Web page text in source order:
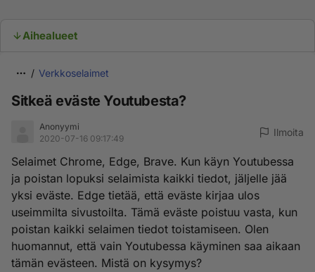
Aihealueet
Verkkoselaimet
Sitkeä eväste Youtubesta?
Anonyymi
2020-07-16 09:17:49
Ilmoita
Selaimet Chrome, Edge, Brave. Kun käyn Youtubessa
ja poistan lopuksi selaimista kaikki tiedot, jäljelle jää
yksi eväste. Edge tietää, että eväste kirjaa ulos
useimmilta sivustoilta. Tämä eväste poistuu vasta, kun
poistan kaikki selaimen tiedot toistamiseen. Olen
huomannut, että vain Youtubessa käyminen saa aikaan
tämän evästeen. Mistä on kysymys?